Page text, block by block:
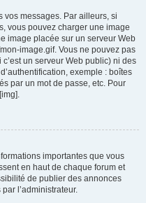
vos messages. Par ailleurs, si
vous pouvez charger une image
image placée sur un serveur Web
image.gif. Vous ne pouvez pas
un serveur Web public) ni des
exemple : boîtes
par un mot de passe, etc. Pour
importantes que vous
en haut de chaque forum et
de publier des annonces
l’administrateur.